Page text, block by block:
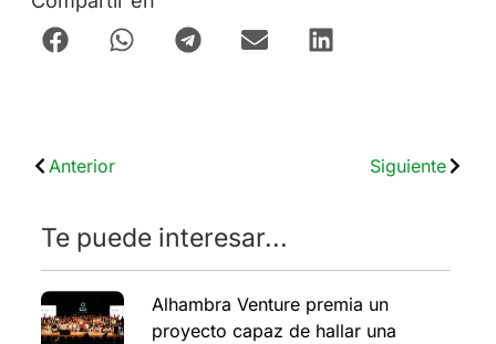
Anterior Siguiente
Te puede interesar...
Alhambra Venture premia un
proyecto capaz de hallar una